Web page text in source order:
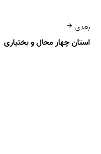
بعدی
استان چهار محال و بختیاری